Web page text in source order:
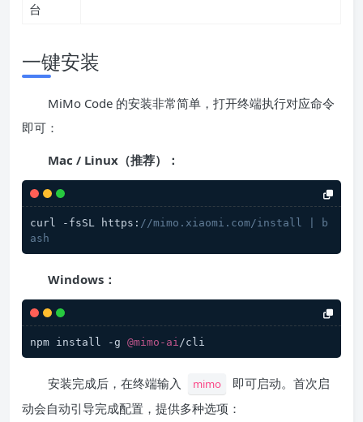
台
一键安装
MiMo Code 的安装非常简单，打开终端执行对应命令
即可：
Mac / Linux（推荐）：
curl -fsSL https: //mimo.xiaomi.com/install | b
ash
Windows：
npm install -g @mimo-ai/cli
安装完成后，在终端输入 mimo
即可启动。首次启
动会自动引导完成配置，提供多种选项：